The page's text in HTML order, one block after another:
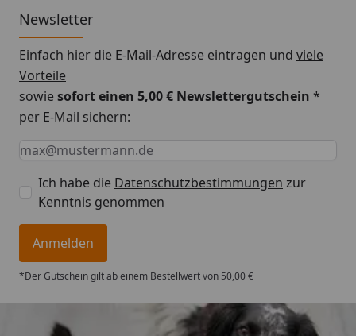
Newsletter
Einfach hier die E-Mail-Adresse eintragen und viele
Vorteile
sowiesofort einen 5,00 € Newslettergutschein *
per E-Mail sichern:
Keine Eingabe erforderlich
Eingabe erforderlich
E-Mail *
Ich habe die Datenschutzbestimmungen zur
Kenntnis genommen
Anmelden
*Der Gutschein gilt ab einem Bestellwert von 50,00 €